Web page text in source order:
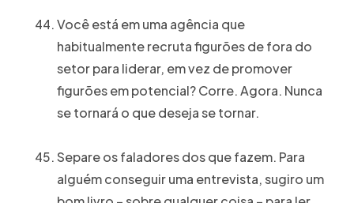
Você está em uma agência que
habitualmente recruta figurões de fora do
setor para liderar, em vez de promover
figurões em potencial? Corre. Agora. Nunca
se tornará o que deseja se tornar.
Separe os faladores dos que fazem. Para
alguém conseguir uma entrevista, sugiro um